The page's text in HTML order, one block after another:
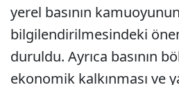
yerel basının
bilgilendirilmesindeki
duruldu. Ayrıca basının
ekonomik kalkınması ve